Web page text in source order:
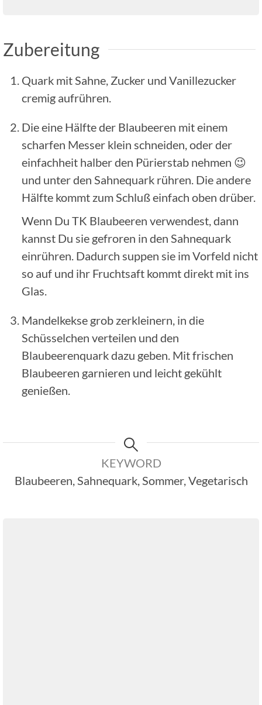
Zubereitung
Quark mit Sahne, Zucker und Vanillezucker
cremig aufrühren.
Die eine Hälfte der Blaubeeren mit einem
scharfen Messer klein schneiden, oder der
einfachheit halber den Pürierstab nehmen 😉
und unter den Sahnequark rühren. Die andere
Hälfte kommt zum Schluß einfach oben drüber.
Wenn Du TK Blaubeeren verwendest, dann
kannst Du sie gefroren in den Sahnequark
einrühren. Dadurch suppen sie im Vorfeld nicht
so auf und ihr Fruchtsaft kommt direkt mit ins
Glas.
Mandelkekse grob zerkleinern, in die
Schüsselchen verteilen und den
Blaubeerenquark dazu geben. Mit frischen
Blaubeeren garnieren und leicht gekühlt
genießen.
KEYWORD
Blaubeeren, Sahnequark, Sommer, Vegetarisch